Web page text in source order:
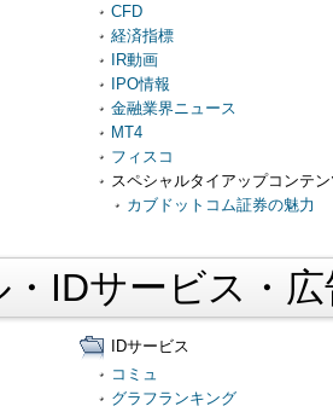
CFD
経済指標
IR動画
IPO情報
金融業界ニュース
MT4
フィスコ
スペシャルタイアップコンテ
カブドットコム証券の魅力
IDサービス・
IDサービス
コミュ
グラフランキング